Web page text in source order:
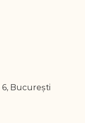
6, București